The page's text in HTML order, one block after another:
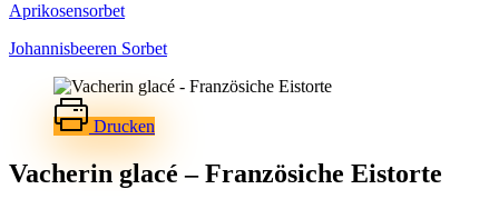
Aprikosensorbet
Johannisbeeren Sorbet
Drucken
Vacherin glacé – Französiche Eistorte